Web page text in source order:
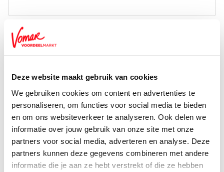
Deze website maakt gebruik van cookies
We gebruiken cookies om content en advertenties te
personaliseren, om functies voor social media te bieden
en om ons websiteverkeer te analyseren. Ook delen we
informatie over jouw gebruik van onze site met onze
partners voor social media, adverteren en analyse. Deze
partners kunnen deze gegevens combineren met andere
informatie die je aan ze hebt verstrekt of die ze hebben
Klant-is-Koning kaart nummer (13-cijferig)
Betreft
Selecteer een winkel *